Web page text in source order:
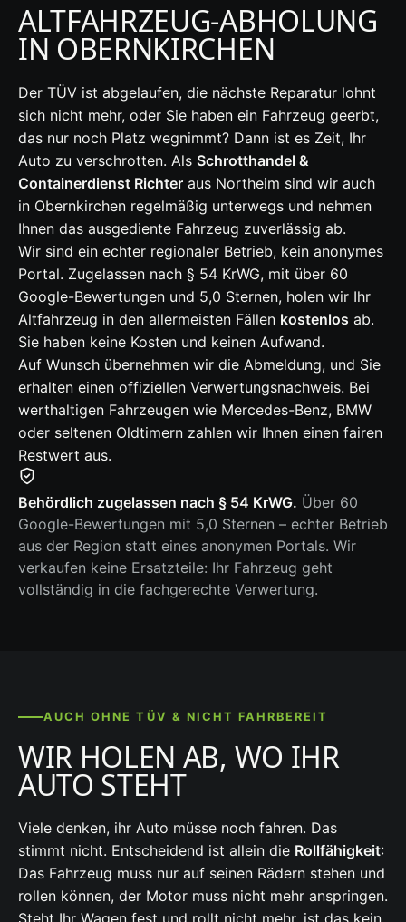
ALTFAHRZEUG-ABHOLUNG
IN OBERNKIRCHEN
Der TÜV ist abgelaufen, die nächste Reparatur lohnt
sich nicht mehr, oder Sie haben ein Fahrzeug geerbt,
das nur noch Platz wegnimmt? Dann ist es Zeit, Ihr
Auto zu verschrotten. Als Schrotthandel &
Containerdienst Richter aus Northeim sind wir auch
in Obernkirchen regelmäßig unterwegs und nehmen
Ihnen das ausgediente Fahrzeug zuverlässig ab.
Wir sind ein echter regionaler Betrieb, kein anonymes
Portal. Zugelassen nach § 54 KrWG, mit über 60
Google-Bewertungen und 5,0 Sternen, holen wir Ihr
Altfahrzeug in den allermeisten Fällen kostenlos ab.
Sie haben keine Kosten und keinen Aufwand.
Auf Wunsch übernehmen wir die Abmeldung, und Sie
erhalten einen offiziellen Verwertungsnachweis. Bei
werthaltigen Fahrzeugen wie Mercedes-Benz, BMW
oder seltenen Oldtimern zahlen wir Ihnen einen fairen
Restwert aus.
Behördlich zugelassen nach § 54 KrWG. Über 60
Google-Bewertungen mit 5,0 Sternen – echter Betrieb
aus der Region statt eines anonymen Portals. Wir
verkaufen keine Ersatzteile: Ihr Fahrzeug geht
vollständig in die fachgerechte Verwertung.
AUCH OHNE TÜV & NICHT FAHRBEREIT
WIR HOLEN AB, WO IHR
AUTO STEHT
Viele denken, ihr Auto müsse noch fahren. Das
stimmt nicht. Entscheidend ist allein die Rollfähigkeit:
Das Fahrzeug muss nur auf seinen Rädern stehen und
rollen können, der Motor muss nicht mehr anspringen.